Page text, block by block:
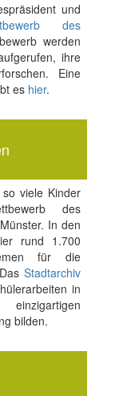
und
des
werden
ihre
Eine
es hier.
viele Kinder
des
In den
rund 1.700
für die
Stadtarchiv
in
bilden.